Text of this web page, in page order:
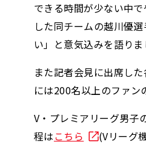
できる時間が少ない中
した同チームの越川優
い」と意気込みを語りま
また記者会見に出席し
には200名以上のファン
V・プレミアリーグ男子
程はこちら
(Vリーグ